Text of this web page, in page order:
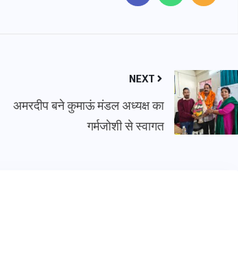
NEXT
अमरदीप बने कुमाऊं मंडल अध्यक्ष का
गर्मजोशी से स्वागत